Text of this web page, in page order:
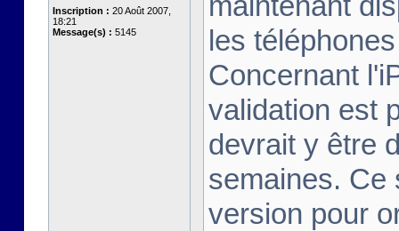
Inscription : 20 Août 2007,
18:21
Message(s) : 5145
les
Concernant
validation est
devrait y être
semaines. Ce
version pour